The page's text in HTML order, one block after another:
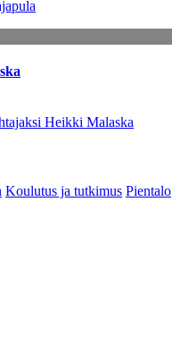
Heikki Malaska
Koulutus ja tutkimus Pientalo